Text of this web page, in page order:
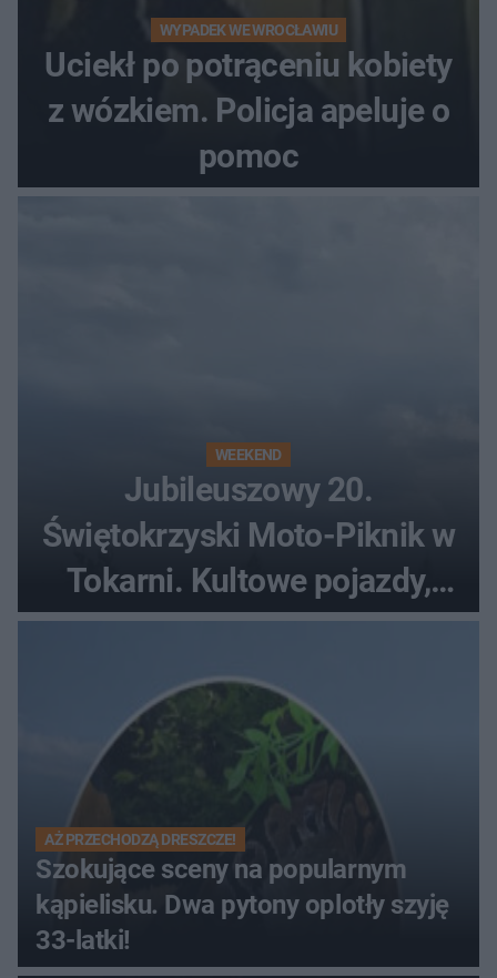
WYPADEK WE WROCŁAWIU
Uciekł po potrąceniu kobiety
z wózkiem. Policja apeluje o
pomoc
WEEKEND
Jubileuszowy 20.
Świętokrzyski Moto-Piknik w
Tokarni. Kultowe pojazdy,
pokazy i muzyczna scena w
Muzeum Wsi Kieleckiej
AŻ PRZECHODZĄ DRESZCZE!
Szokujące sceny na popularnym
kąpielisku. Dwa pytony oplotły szyję
33-latki!